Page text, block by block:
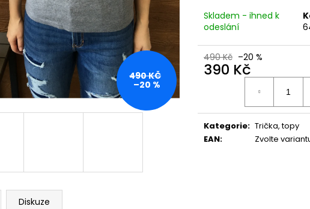
Skladem - ihned k
odeslání
490 Kč –20 %
390 Kč
Kategorie: Trička, topy
EAN: Zvolte
490 KČ
–20 %
Diskuze